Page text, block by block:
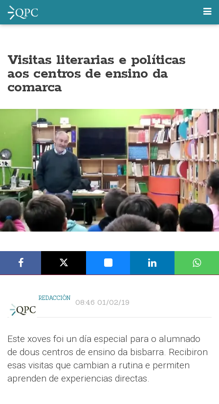
Visitas literarias e políticas
aos centros de ensino da
comarca
REDACCIÓN 08:46 01/02/19
Este xoves foi un día especial para o alumnado
de dous centros de ensino da bisbarra. Recibiron
esas visitas que cambian a rutina e permiten
aprenden de experiencias directas.